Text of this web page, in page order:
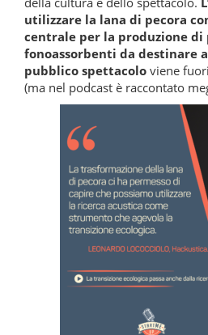
utilizzare la lana di pecora
centrale per la produzione di
fonoassorbenti da destinare
pubblico spettacolo viene
(ma nel podcast è raccontato